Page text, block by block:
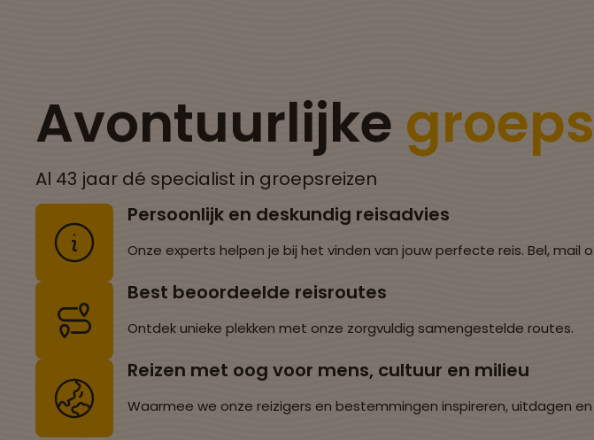
Avontuurlijke
Al 43 jaar dé specialist in groepsreizen
Persoonlijk en deskundig reisadvies
Onze experts helpen je bij het vinden van jouw perfecte reis. Bel, mail
Best beoordeelde reisroutes
Ontdek unieke plekken met onze zorgvuldig samengestelde routes.
Reizen met oog voor mens, cultuur en milieu
Waarmee we onze reizigers en bestemmingen inspireren, uitdagen en